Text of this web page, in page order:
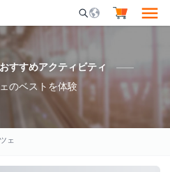
Mobile Search
すすめアクティビティ
のベストを体験
ェ